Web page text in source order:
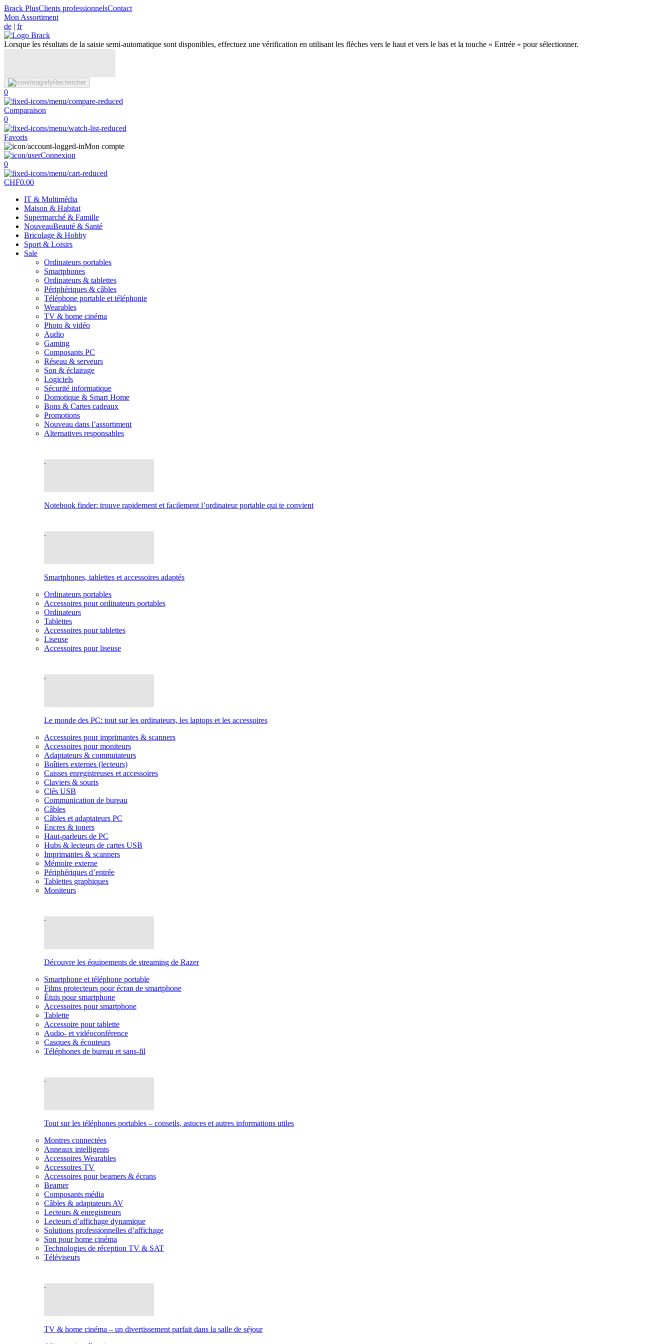
Brack PlusClients professionnelsContact
Mon Assortiment
de | fr
Lorsque les résultats de la saisie semi-automatique sont disponibles, effectuez une vérification en utilisant les flèches vers le haut et vers le bas et la touche « Entrée » pour sélectionner.
Rechercher
0
Comparaison
0
Favoris
Mon compte
Connexion
0
CHF0.00
IT & Multimédia
Maison & Habitat
Supermarché & Famille
NouveauBeauté & Santé
Bricolage & Hobby
Sport & Loisirs
Sale
Ordinateurs portables
Smartphones
Ordinateurs & tablettes
Périphériques & câbles
Téléphone portable et téléphonie
Wearables
TV & home cinéma
Photo & vidéo
Audio
Gaming
Composants PC
Réseau & serveurs
Son & éclairage
Logiciels
Sécurité informatique
Domotique & Smart Home
Bons & Cartes cadeaux
Promotions
Nouveau dans l’assortiment
Alternatives responsables
Notebook finder: trouve rapidement et facilement l’ordinateur portable qui te convient
Smartphones, tablettes et accessoires adaptés
Ordinateurs portables
Accessoires pour ordinateurs portables
Ordinateurs
Tablettes
Accessoires pour tablettes
Liseuse
Accessoires pour liseuse
Le monde des PC: tout sur les ordinateurs, les laptops et les accessoires
Accessoires pour imprimantes & scanners
Accessoires pour moniteurs
Adaptateurs & commutateurs
Boîtiers externes (lecteurs)
Caisses enregistreuses et accessoires
Claviers & souris
Clés USB
Communication de bureau
Câbles
Câbles et adaptateurs PC
Encres & toners
Haut-parleurs de PC
Hubs & lecteurs de cartes USB
Imprimantes & scanners
Mémoire externe
Périphériques d’entrée
Tablettes graphiques
Moniteurs
Découvre les équipements de streaming de Razer
Smartphone et téléphone portable
Films protecteurs pour écran de smartphone
Étuis pour smartphone
Accessoires pour smartphone
Tablette
Accessoire pour tablette
Audio- et vidéoconférence
Casques & écouteurs
Téléphones de bureau et sans-fil
Tout sur les téléphones portables – conseils, astuces et autres informations utiles
Montres connectées
Anneaux intelligents
Accessoires Wearables
Accessoires TV
Accessoires pour beamers & écrans
Beamer
Composants média
Câbles & adaptateurs AV
Lecteurs & enregistreurs
Lecteurs d’affichage dynamique
Solutions professionnelles d’affichage
Son pour home cinéma
Technologies de réception TV & SAT
Téléviseurs
TV & home cinéma – un divertissement parfait dans la salle de séjour